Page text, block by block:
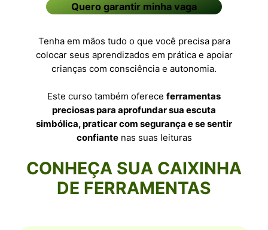
Quero garantir minha vaga
Tenha em mãos tudo o que você precisa para
colocar seus aprendizados em prática e apoiar
crianças com consciência e autonomia.
Este curso também oferece ferramentas
preciosas para aprofundar sua escuta
simbólica, praticar com segurança e se sentir
confiantenas suas leituras
CONHEÇA SUA CAIXINHA
DE FERRAMENTAS